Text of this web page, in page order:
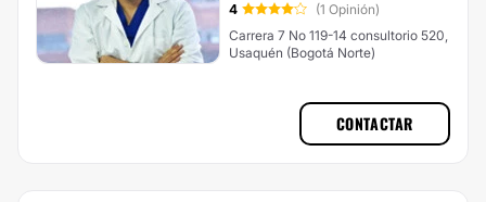
4
(1 Opinión)
Carrera 7 No 119-14 consultorio 520,
Usaquén (Bogotá Norte)
CONTACTAR